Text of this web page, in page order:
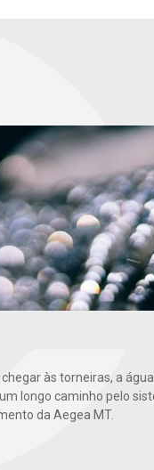
às torneiras, a água
longo caminho pelo
da Aegea MT.